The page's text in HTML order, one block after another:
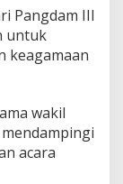
Pangdam III
untuk
keagamaan
wakil
acara